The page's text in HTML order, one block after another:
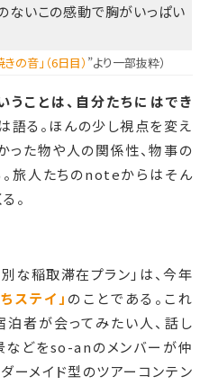
ないこの感動で胸がいっぱい
の音」（6日目） ”より一部抜粋）
ことは、自分たちにはでき
語る。ほんの少し視点を変え
った物や人の関係性、物事の
。旅人たちのnoteからはそん
。
な稲取滞在プラン」は、今年
ステイ」 のことである。これ
泊者が会ってみたい人、話し
などをso-anのメンバーが仲
ーメイド型のツアーコンテン